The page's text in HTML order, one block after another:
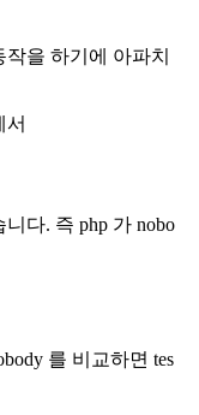
을 하기에 아파치
서
다. 즉 php 가 nobo
를 비교하면 tes